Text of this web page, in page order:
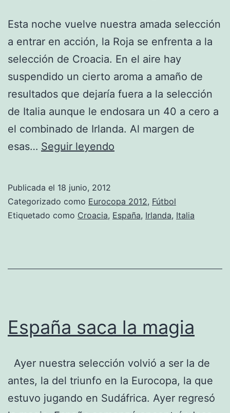
Esta noche vuelve nuestra amada selección
a entrar en acción, la Roja se enfrenta a la
selección de Croacia. En el aire hay
suspendido un cierto aroma a amaño de
resultados que dejaría fuera a la selección
de Italia aunque le endosara un 40 a cero a
el combinado de Irlanda. Al margen de
esas… Seguir leyendo
juega
Publicada el 18 junio, 2012
Categorizado como Eurocopa 2012, Fútbol
Etiquetado como Croacia, España, Irlanda, Italia
España saca la magia
Ayer nuestra selección volvió a ser la de
antes, la del triunfo en la Eurocopa, la que
estuvo jugando en Sudáfrica. Ayer regresó